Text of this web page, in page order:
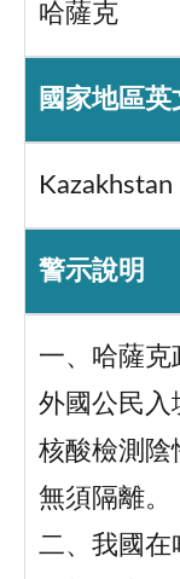
哈薩克
國家地區英
Kazakhstan
警示說明
一、哈薩克
外國公民入
核酸檢測陰
無須隔離。
二、我國在